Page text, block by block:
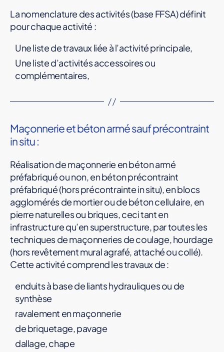
La nomenclature des activités (base FFSA) définit
pour chaque activité :
Une liste de travaux liée à l’activité principale,
Une liste d’activités accessoires ou
complémentaires,
Maçonnerie et béton armé sauf précontraint
in situ :
Réalisation de maçonnerie en béton armé
préfabriqué ou non, en béton précontraint
préfabriqué (hors précontrainte in situ), en blocs
agglomérés de mortier ou de béton cellulaire, en
pierre naturelles ou briques, ceci tant en
infrastructure qu’en superstructure, par toutes les
techniques de maçonneries de coulage, hourdage
(hors revêtement mural agrafé, attaché ou collé).
Cette activité comprend les travaux de :
enduits à base de liants hydrauliques ou de
synthèse
ravalement en maçonnerie
de briquetage, pavage
dallage, chape